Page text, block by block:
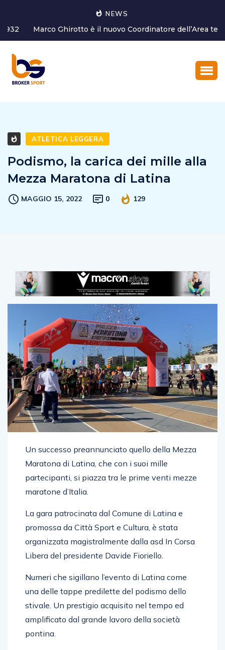
NEWS
Marco Ghirotto è il nuovo Coordinatore dell’Area tecnica
del settore g...
Podismo, la carica dei mille alla
Un successo preannunciato quello della Mezza
Maratona di Latina, che con i suoi mille
partecipanti, si piazza tra le prime venti mezze
La gara patrocinata dal Comune di Latina e
promossa da Città Sport e Cultura, è stata
organizzata magistralmente dalla asd In Corsa
Numeri che sigillano l’evento di Latina come
una delle tappe predilette del podismo dello
stivale. Un prestigio acquisito nel tempo ed
amplificato dal grande lavoro della società